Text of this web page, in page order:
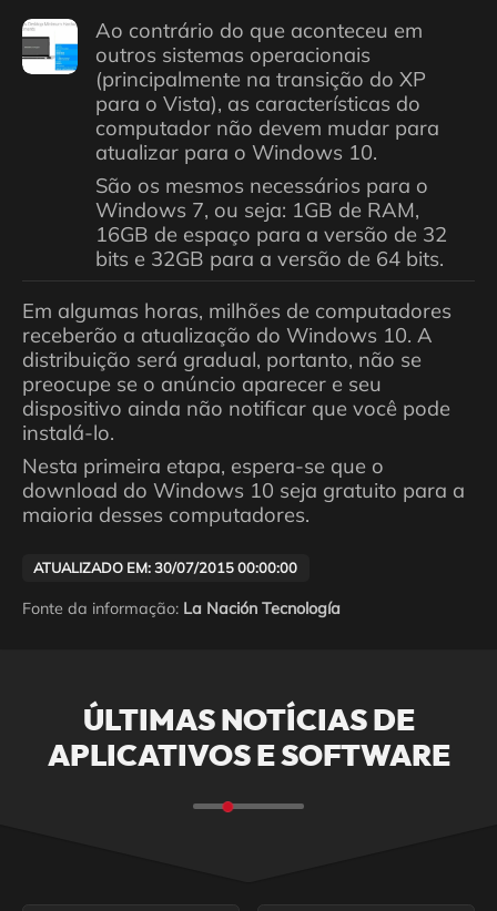
Ao contrário do que aconteceu em
outros sistemas operacionais
(principalmente na transição do XP
para o Vista), as características do
computador não devem mudar para
atualizar para o Windows 10.
São os mesmos necessários para o
Windows 7, ou seja: 1GB de RAM,
16GB de espaço para a versão de 32
bits e 32GB para a versão de 64 bits.
Em algumas horas, milhões de computadores
receberão a atualização do Windows 10. A
distribuição será gradual, portanto, não se
preocupe se o anúncio aparecer e seu
dispositivo ainda não notificar que você pode
instalá-lo.
Nesta primeira etapa, espera-se que o
download do Windows 10 seja gratuito para a
maioria desses computadores.
ATUALIZADO EM: 30/07/2015 00:00:00
Fonte da informação: La Nación Tecnología
ÚLTIMAS NOTÍCIAS DE
APLICATIVOS E SOFTWARE